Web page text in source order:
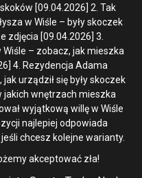
[09.04.2026] 2. Tak
w Wiśle – były skoczek
zdjęcia [09.04.2026] 3.
Wiśle – zobacz, jak mieszka
4. Rezydencja Adama
urządził się były skoczek
jakich wnętrzach mieszka
wyjątkową willę w Wiśle
najlepiej odpowiada
chcesz kolejne warianty.
akceptować zła!